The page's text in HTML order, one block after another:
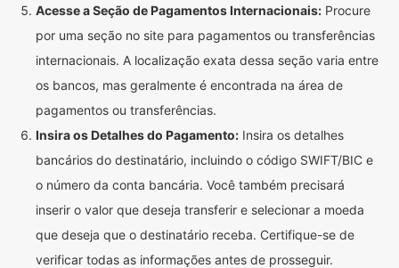
Acesse a Seção de Pagamentos Internacionais: Procure
por uma seção no site para pagamentos ou transferências
internacionais. A localização exata dessa seção varia entre
os bancos, mas geralmente é encontrada na área de
pagamentos ou transferências.
Insira os Detalhes do Pagamento: Insira os detalhes
bancários do destinatário, incluindo o código SWIFT/BIC e
o número da conta bancária. Você também precisará
inserir o valor que deseja transferir e selecionar a moeda
que deseja que o destinatário receba. Certifique-se de
verificar todas as informações antes de prosseguir.